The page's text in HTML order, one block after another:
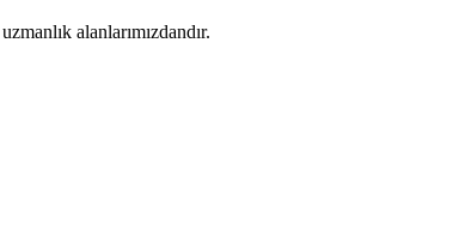
alanlarımızdandır.